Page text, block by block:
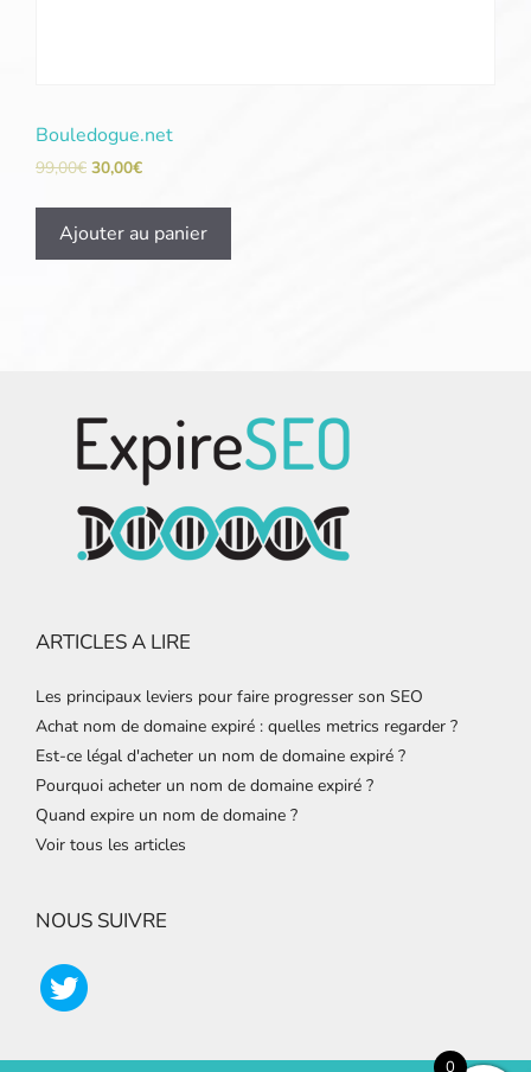
Bouledogue.net
99,00€ 30,00€
Ajouter au panier
ARTICLES A LIRE
Les principaux leviers pour faire progresser son SEO
Achat nom de domaine expiré : quelles metrics regarder ?
Est-ce légal d'acheter un nom de domaine expiré ?
Pourquoi acheter un nom de domaine expiré ?
Quand expire un nom de domaine ?
Voir tous les articles
NOUS SUIVRE
0